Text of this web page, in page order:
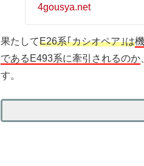
4gousya.net
果たしてE26系｢カシオペア｣は
であるE493系に牽引されるのか
す。